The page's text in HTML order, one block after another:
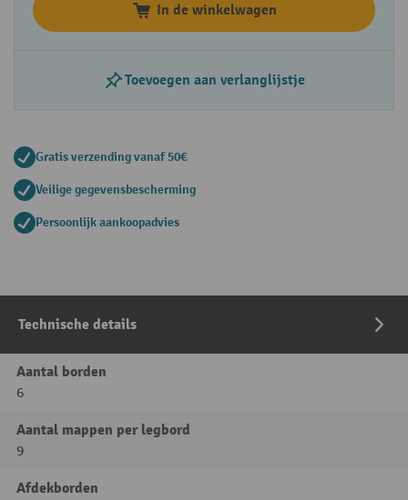
In de winkelwagen
Toevoegen aan verlanglijstje
Gratis verzending vanaf 50€
Veilige gegevensbescherming
Persoonlijk aankoopadvies
Technische details
Aantal borden
6
Aantal mappen per legbord
9
Afdekborden